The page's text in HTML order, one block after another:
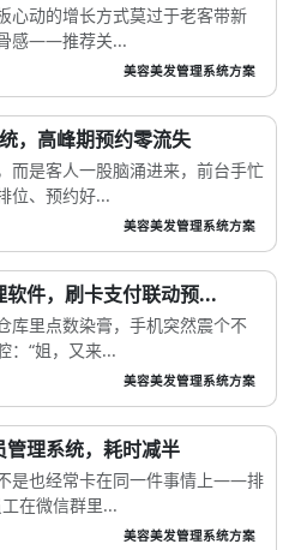
心动的增长方式莫过于老客带新
感——推荐关...
美容美发管理系统方案
，高峰期预约零流失
而是客人一股脑涌进来，前台手忙
位、预约好...
美容美发管理系统方案
件，刷卡支付联动预...
库里点数染膏，手机突然震个不
：“姐，又来...
美容美发管理系统方案
理系统，耗时减半
是也经常卡在同一件事情上——排
在微信群里...
美容美发管理系统方案